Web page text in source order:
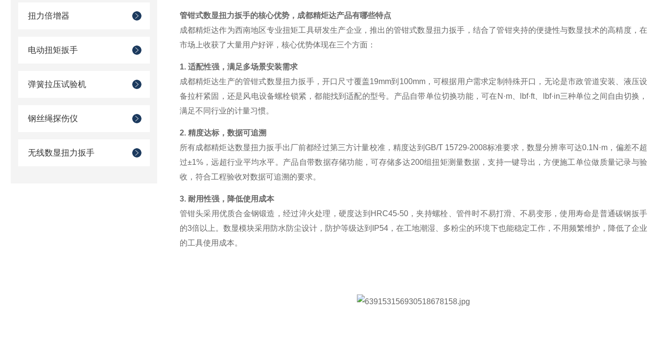
扭力倍增器
电动扭矩扳手
弹簧拉压试验机
钢丝绳探伤仪
无线数显扭力扳手
管钳式数显扭力扳手的核心优势，成都精炬达产品有哪些特点
成都精炬达作为西南地区专业扭矩工具研发生产企业，推出的管钳式数显扭力扳手，结合了管钳夹持的便捷性与数显技术的高精度，在
市场上收获了大量用户好评，核心优势体现在三个方面：
1. 适配性强，满足多场景安装需求
成都精炬达生产的管钳式数显扭力扳手，开口尺寸覆盖19mm到 100mm，可根据用户需求定制特殊开口，无论是市政管道安装、液压设
备拉杆紧固，还是风电设备螺栓锁紧，都能找到适配的型号。产品自带单位切换功能，可在 N·m、 lbf·ft、 lbf·in三种单位之间自由切换，
满足不同行业的计量习惯。
2. 精度达标，数据可追溯
所有成都精炬达数显扭力扳手出厂前都经过第三方计量校准，精度达到 GB/T 15729-2008标准要求，数显分辨率可达0.1N·m ，偏差不超
过±1%，远超行业平均水平。产品自带数据存储功能，可存储多达200组扭矩测量数据，支持一键导出，方便施工单位做质量记录与验
收，符合工程验收对数据可追溯的要求。
3. 耐用性强，降低使用成本
管钳头采用优质合金钢锻造，经过淬火处理，硬度达到 HRC45-50，夹持螺栓、管件时不易打滑、不易变形，使用寿命是普通碳钢扳手
的3倍以上。数显模块采用防水防尘设计，防护等级达到 IP54 ，在工地潮湿、多粉尘的环境下也能稳定工作，不用频繁维护，降低了企业
的工具使用成本。